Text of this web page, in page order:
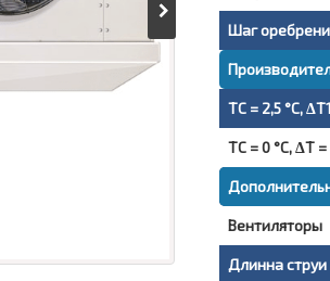
Шаг
TC = 2,5 °C,
TC = 0 °C, ΔT
Вентиляторы
Длинна струи